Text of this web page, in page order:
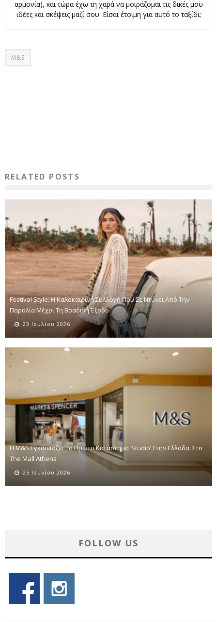
αρμονία), και τώρα έχω τη χαρά να μοιράζομαι τις δικές μου
ιδέες και σκέψεις μαζί σου. Είσαι έτοιμη για αυτό το ταξίδι;
M&S
RELATED POSTS
Festival Style: Η Καλοκαιρινή Συλλογή Που Σε Ντύνει Από Την
Παραλία Μέχρι Τη Βραδινή Έξοδο
23 Ιουλίου 2026
Η M&S Εγκαινιάζει Το Πρώτο Κατάστημα ‘Studio’ Στην Ελλάδα, Στο
The Mall Athens
25 Ιουνίου 2026
FOLLOW US